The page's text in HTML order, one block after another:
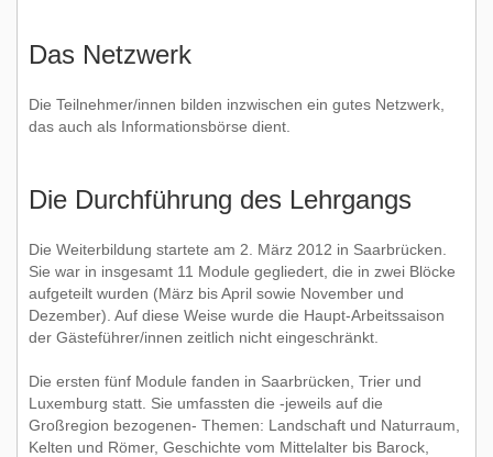
Das Netzwerk
Die Teilnehmer/innen bilden inzwischen ein gutes Netzwerk,
das auch als Informationsbörse dient.
Die Durchführung des Lehrgangs
Die Weiterbildung startete am 2. März 2012 in Saarbrücken.
Sie war in insgesamt 11 Module gegliedert, die in zwei Blöcke
aufgeteilt wurden (März bis April sowie November und
Dezember). Auf diese Weise wurde die Haupt-Arbeitssaison
der Gästeführer/innen zeitlich nicht eingeschränkt.
Die ersten fünf Module fanden in Saarbrücken, Trier und
Luxemburg statt. Sie umfassten die -jeweils auf die
Großregion bezogenen- Themen: Landschaft und Naturraum,
Kelten und Römer, Geschichte vom Mittelalter bis Barock,